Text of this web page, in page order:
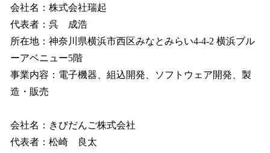
会社名：株式会社瑞起
代表者：呉 成浩
所在地：神奈川県横浜市西区みなとみらい4‐4‐2 横浜ブル
ーアベニュー5階
事業内容：電子機器、組込開発、ソフトウェア開発、製
造・販売
会社名：きびだんご株式会社
代表者：松崎 良太